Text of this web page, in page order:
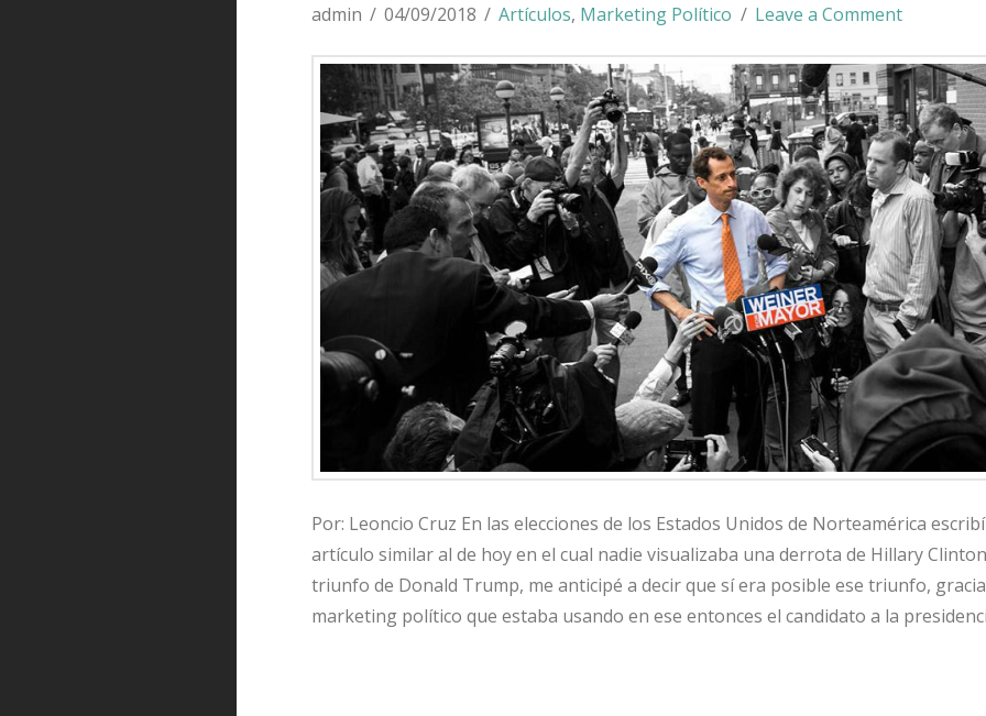
admin 04/09/2018 Artículos, Marketing Político Leave a Comment
Por: Leoncio Cruz En las elecciones de los Estados Unidos de Norteamérica
artículo similar al de hoy en el cual nadie visualizaba una derrota de Hillary
triunfo de Donald Trump, me anticipé a decir que sí era posible ese triunfo,
marketing político que estaba usando en ese entonces el candidato a la